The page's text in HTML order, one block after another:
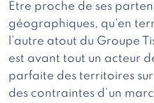
Etre proche de ses
géographiques, qu’en
l’autre atout du Groupe
est avant tout un acteur
parfaite des territoires
des contraintes d’un